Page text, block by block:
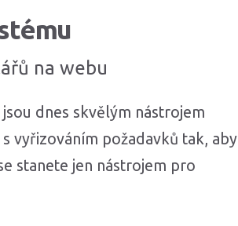
na webu
dnes skvělým nástrojem
vyřizováním požadavků tak, aby
stanete jen nástrojem pro